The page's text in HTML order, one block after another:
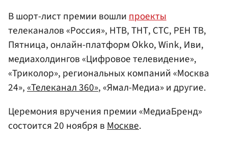
В шорт-лист премии вошлипроекты
телеканалов «Россия», НТВ, ТНТ, СТС, РЕН ТВ,
Пятница, онлайн-платформ Okko, Wink, Иви,
медиахолдингов «Цифровое телевидение»,
«Триколор», региональных компаний «Москва
24»,«Телеканал 360», «Ямал-Медиа» и другие.
Церемония вручения премии «МедиаБренд»
состоится 20 ноября вМоскве.